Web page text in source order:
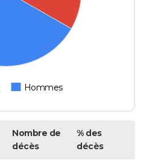
Hommes
Nombre de
décès
% des
décès